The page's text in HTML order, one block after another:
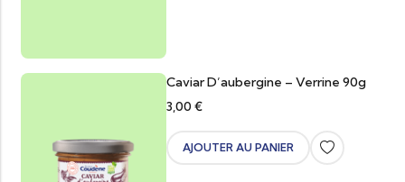
Caviar D’aubergine – Verrine 90g
3,00 €
AJOUTER AU PANIER